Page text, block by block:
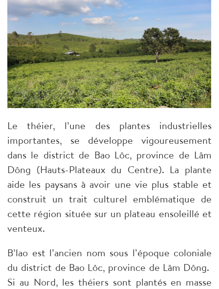
Le théier, l’une des plantes industrielles
importantes, se développe vigoureusement
dans le district de Bao Lôc, province de Lâm
Dông (Hauts-Plateaux du Centre). La plante
aide les paysans à avoir une vie plus stable et
construit un trait culturel emblématique de
cette région située sur un plateau ensoleillé et
venteux.
B’lao est l’ancien nom sous l’époque coloniale
du district de Bao Lôc, province de Lâm Dông.
Si au Nord, les théiers sont plantés en masse